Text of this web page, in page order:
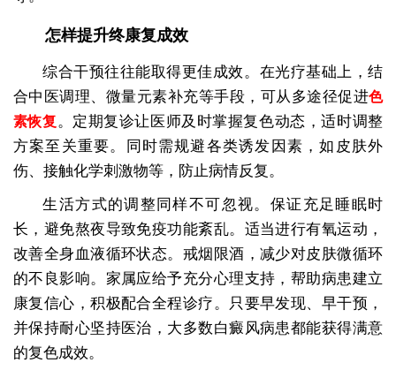
怎样提升终康复成效
综合干预往往能取得更佳成效。在光疗基础上，结
合中医调理、微量元素补充等手段，可从多途径促进色
素恢复。定期复诊让医师及时掌握复色动态，适时调整
方案至关重要。同时需规避各类诱发因素，如皮肤外
伤、接触化学刺激物等，防止病情反复。
生活方式的调整同样不可忽视。保证充足睡眠时
长，避免熬夜导致免疫功能紊乱。适当进行有氧运动，
改善全身血液循环状态。戒烟限酒，减少对皮肤微循环
的不良影响。家属应给予充分心理支持，帮助病患建立
康复信心，积极配合全程诊疗。只要早发现、早干预，
并保持耐心坚持医治，大多数白癜风病患都能获得满意
的复色成效。